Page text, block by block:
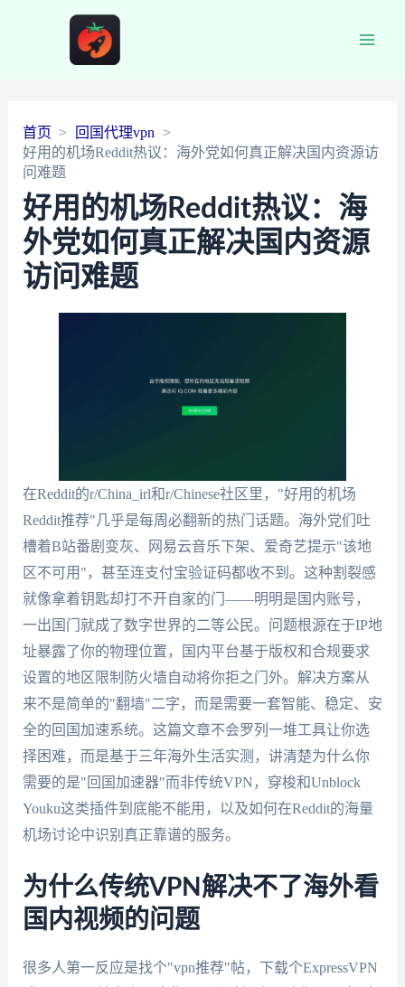
首页
回国代理vpn
好用的机场Reddit热议：海外党如何真正解决国内资源访
问难题
好用的机场Reddit热议：海
外党如何真正解决国内资源
访问难题
在Reddit的r/China_irl和r/Chinese社区里，"好用的机场
Reddit推荐"几乎是每周必翻新的热门话题。海外党们吐
槽着B站番剧变灰、网易云音乐下架、爱奇艺提示"该地
区不可用"，甚至连支付宝验证码都收不到。这种割裂感
就像拿着钥匙却打不开自家的门——明明是国内账号，
一出国门就成了数字世界的二等公民。问题根源在于IP地
址暴露了你的物理位置，国内平台基于版权和合规要求
设置的地区限制防火墙自动将你拒之门外。解决方案从
来不是简单的"翻墙"二字，而是需要一套智能、稳定、安
全的回国加速系统。这篇文章不会罗列一堆工具让你选
择困难，而是基于三年海外生活实测，讲清楚为什么你
需要的是"回国加速器"而非传统VPN，穿梭和Unblock
Youku这类插件到底能不能用，以及如何在Reddit的海量
机场讨论中识别真正靠谱的服务。
为什么传统VPN解决不了海外看
国内视频的问题
很多人第一反应是找个"vpn推荐"帖，下载个ExpressVPN